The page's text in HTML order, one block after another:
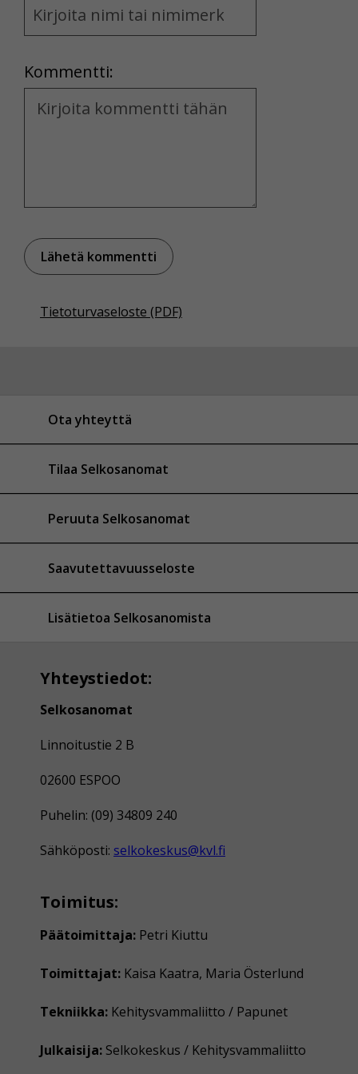
and
Kommentti:
Kommentti
Tietoturvaseloste (PDF)
Ota yhteyttä
Tilaa Selkosanomat
Peruuta Selkosanomat
Saavutettavuusseloste
Lisätietoa Selkosanomista
Yhteystiedot:
Selkosanomat
Linnoitustie 2 B
02600 ESPOO
Puhelin: (09) 34809 240
Sähköposti: selkokeskus@kvl.fi
Toimitus:
Päätoimittaja: Petri Kiuttu
Toimittajat: Kaisa Kaatra, Maria Österlund
Tekniikka: Kehitysvammaliitto / Papunet
Julkaisija: Selkokeskus / Kehitysvammaliitto